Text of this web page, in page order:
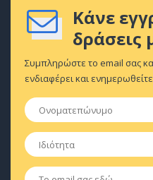
Κάνε
δράσεις
Συμπληρώστε το email σας
ενδιαφέρει και
Ονοματεπώνυμο
Ιδιότητα
Email